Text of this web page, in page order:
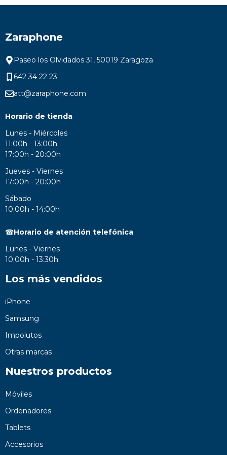
Zaraphone
Paseo los Olvidados 31, 50019 Zaragoza
642 34 22 23
att@zaraphone.com
Horario de tienda
Lunes - Miércoles
11:00h - 13:00h
17:00h - 20:00h
Jueves - Viernes
17:00h - 20:00h
Sábado
10:00h - 14:00h
☎Horario de atención telefónica
Lunes - Viernes
10:00h - 13:30h
Los más vendidos
iPhone
Samsung
Impolutos
Otras marcas
Nuestros productos
Móviles
Ordenadores
Tablets
Accesorios